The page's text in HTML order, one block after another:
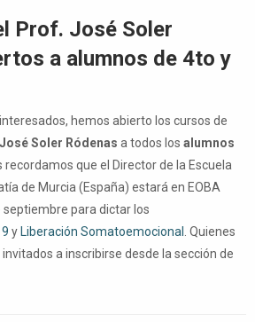
Prof. José Soler
a alumnos de 4to y
hemos abierto los cursos de
Soler Ródenas a todos los alumnos
recordamos que el Director de la Escuela
de Murcia (España) estará en EOBA
septiembre para dictar los
y Liberación Somatoemocional
. Quienes
a inscribirse desde la sección de